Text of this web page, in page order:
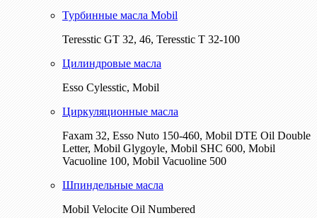
Турбинные масла Mobil
Teresstic GT 32, 46, Teresstic T 32-100
Цилиндровые масла
Esso Cylesstic, Mobil
Циркуляционные масла
Faxam 32, Esso Nuto 150-460, Mobil DTE Oil Double
Letter, Mobil Glygoyle, Mobil SHC 600, Mobil
Vacuoline 100, Mobil Vacuoline 500
Шпиндельные масла
Mobil Velocite Oil Numbered